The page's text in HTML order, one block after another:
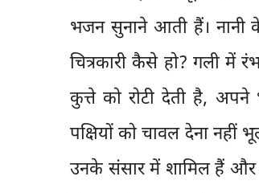
भजन सुनाने आती हैं।
चित्रकारी कैसे हो? गली में
कुत्ते को रोटी देती है,
पक्षियों को चावल देना नहीं
उनके संसार में शामिल हैं और